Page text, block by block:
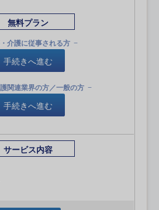
無料プラン
介護に従事される方
手続きへ進む
関連業界の方／一般の方
手続きへ進む
サービス内容